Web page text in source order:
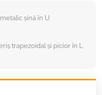
șină în U
trapezoidal și picior în L